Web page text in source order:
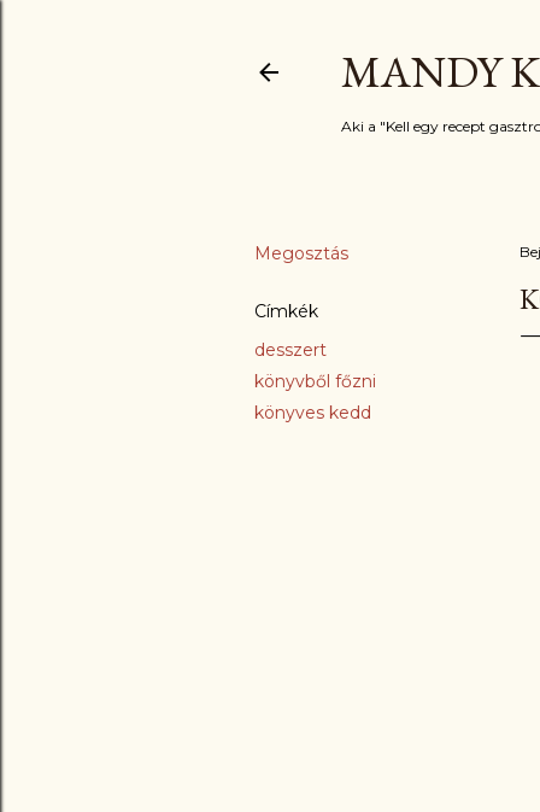
MANDY
Aki a "Kell egy recept
Megosztás
Címkék
desszert
könyvből főzni
könyves kedd